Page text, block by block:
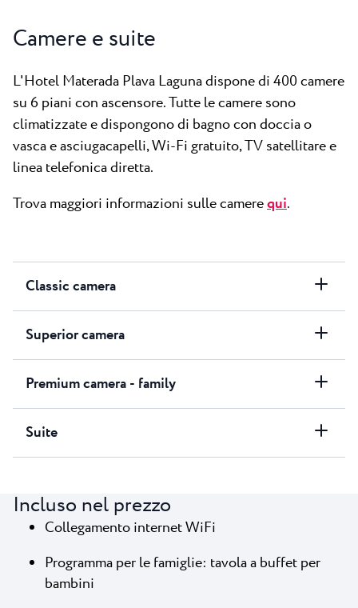
Camere e suite
L'Hotel Materada Plava Laguna dispone di 400 camere
su 6 piani con ascensore. Tutte le camere sono
climatizzate e dispongono di bagno con doccia o
vasca e asciugacapelli, Wi-Fi gratuito, TV satellitare e
linea telefonica diretta.
Trova maggiori informazioni sulle camerequi.
Classic camera
Superior camera
Premium camera - family
Suite
Incluso nel prezzo
Collegamento internet WiFi
Programma per le famiglie: tavola a buffet per
bambini